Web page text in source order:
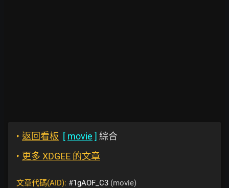
‣ 返回看板 [ movie ] 綜合
‣ 更多 XDGEE 的文章
文章代碼(AID): #1gAOF_C3 (movie)